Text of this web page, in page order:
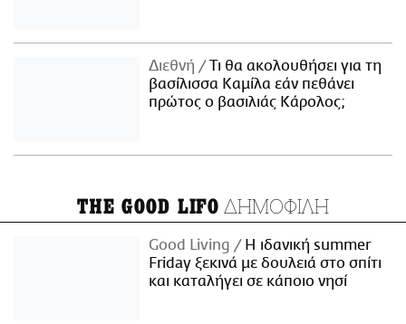
Διεθνή
Τι θα ακολουθήσει για τη
βασίλισσα Καμίλα εάν πεθάνει
πρώτος ο βασιλιάς Κάρολος;
THE GOOD LIFO ΔΗΜΟΦΙΛΗ
Good Living
Η ιδανική summer
Friday ξεκινά με δουλειά στο σπίτι
και καταλήγει σε κάποιο νησί